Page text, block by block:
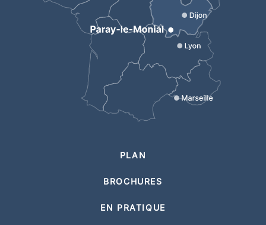
PLAN
BROCHURES
EN PRATIQUE